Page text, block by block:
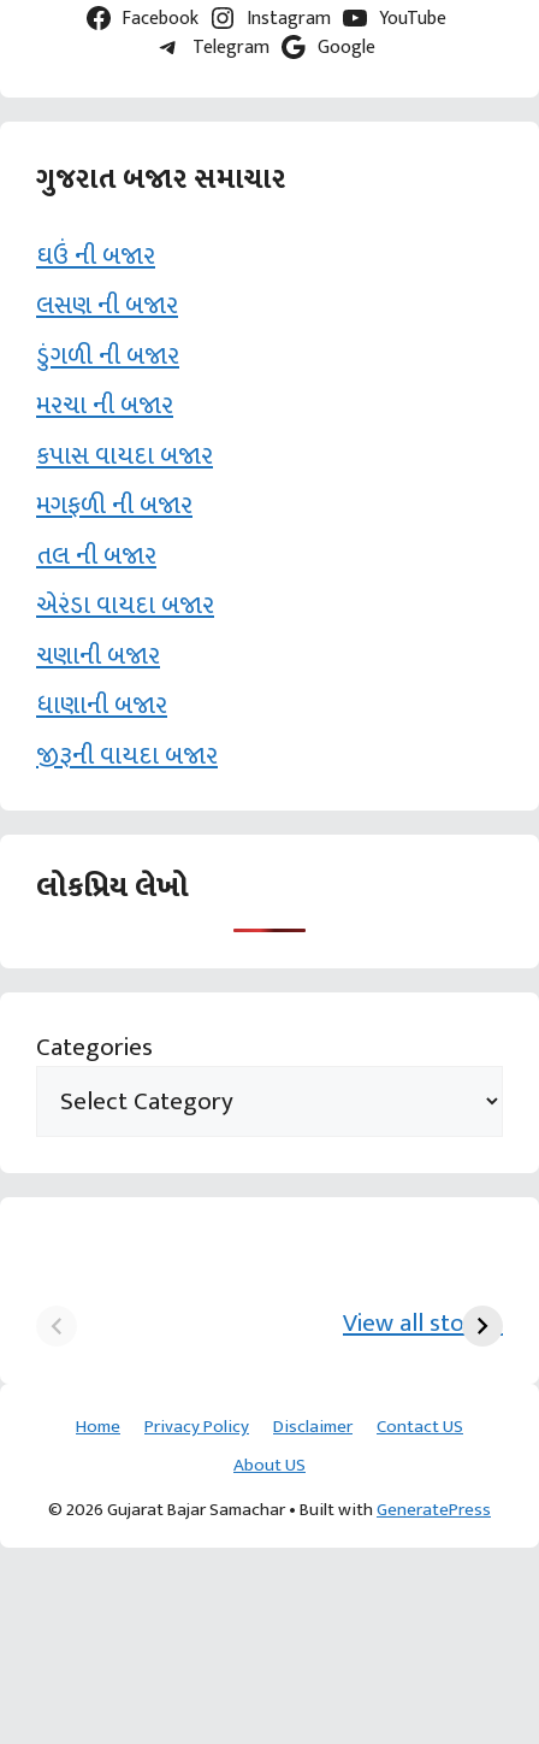
Facebook Instagram
YouTube
Telegram
Google
ગુજરાત બજાર સમાચાર
ઘઉં ની બજાર
લસણ ની બજાર
ડુંગળી ની બજાર
મરચા ની બજાર
કપાસ વાયદા બજાર
મગફળી ની બજાર
તલ ની બજાર
એરંડા વાયદા બજાર
ચણાની બજાર
ધાણાની બજાર
જીરૂની વાયદા બજાર
લોકપ્રિય લેખો
Categories
View all stories
ખેડૂતની કમાલ આચાર્ય દેવવ્રતજી
Home Privacy Policy Disclaimer
Contact US
About US
© 2026 Gujarat Bajar Samachar• Built withGeneratePress